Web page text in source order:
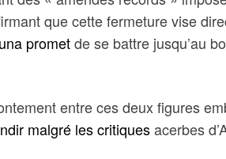
que cette fermeture vise
prometde se battre jusqu’au
entre ces deux figures
malgré les critiquesacerbes